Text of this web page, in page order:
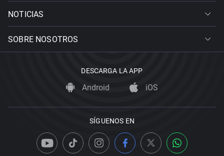
NOTICIAS
SOBRE NOSOTROS
DESCARGA LA APP
Android iOS
SÍGUENOS EN